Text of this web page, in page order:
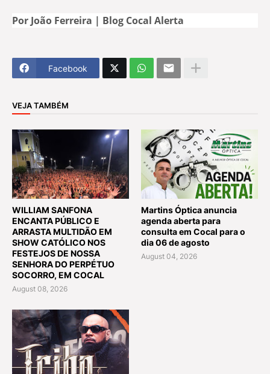
Por João Ferreira | Blog Cocal Alerta
Facebook
VEJA TAMBÉM
WILLIAM SANFONA
ENCANTA PÚBLICO E
ARRASTA MULTIDÃO EM
SHOW CATÓLICO NOS
FESTEJOS DE NOSSA
SENHORA DO PERPÉTUO
SOCORRO, EM COCAL
August 08, 2026
Martins Óptica anuncia
agenda aberta para
consulta em Cocal para o
dia 06 de agosto
August 04, 2026